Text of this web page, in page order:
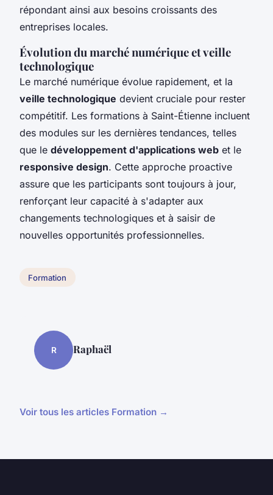
répondant ainsi aux besoins croissants des
entreprises locales.
Évolution du marché numérique et veille
technologique
Le marché numérique évolue rapidement, et la
veille technologique devient cruciale pour rester
compétitif. Les formations à Saint-Étienne incluent
des modules sur les dernières tendances, telles
que le développement d'applications web et le
responsive design. Cette approche proactive
assure que les participants sont toujours à jour,
renforçant leur capacité à s'adapter aux
changements technologiques et à saisir de
nouvelles opportunités professionnelles.
Formation
R Raphaël
Voir tous les articles Formation →